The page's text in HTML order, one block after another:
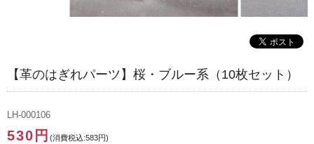
【革のはぎれパーツ】桜・ブルー系（10枚セット）
LH-000106
530円 (消費税込:583円)